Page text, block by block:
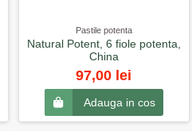
Pastile potenta
Natural Potent, 6 fiole potenta,
China
97,00 lei
Adauga in cos